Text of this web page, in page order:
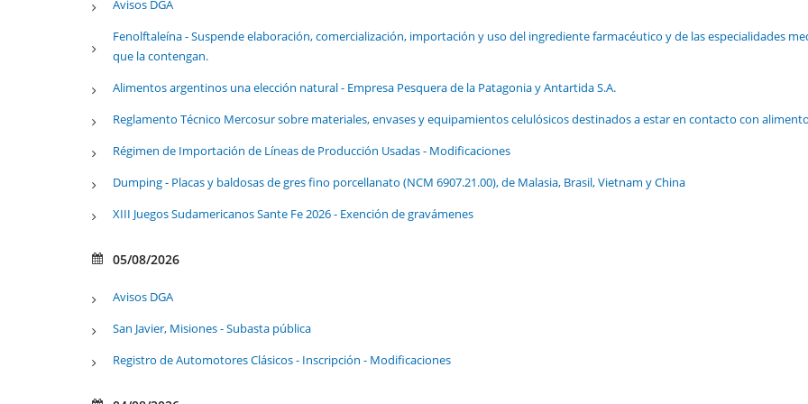
Avisos DGA
Fenolftaleína - Suspende elaboración, comercialización, importación y uso del ingrediente farmacéutico y de las especialidades
que la contengan.
Alimentos argentinos una elección natural - Empresa Pesquera de la Patagonia y Antartida S.A.
Reglamento Técnico Mercosur sobre materiales, envases y equipamientos celulósicos destinados a estar en contacto con
Régimen de Importación de Líneas de Producción Usadas - Modificaciones
Dumping - Placas y baldosas de gres fino porcellanato (NCM 6907.21.00), de Malasia, Brasil, Vietnam y China
XIII Juegos Sudamericanos Sante Fe 2026 - Exención de gravámenes
05/08/2026
Avisos DGA
San Javier, Misiones - Subasta pública
Registro de Automotores Clásicos - Inscripción - Modificaciones